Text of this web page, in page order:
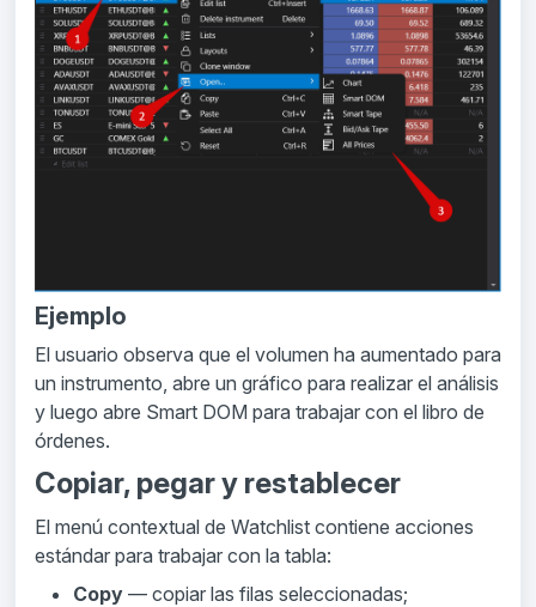
Ejemplo
El usuario observa que el volumen ha aumentado para
un instrumento, abre un gráfico para realizar el análisis
y luego abre Smart DOM para trabajar con el libro de
órdenes.
Copiar, pegar y restablecer
El menú contextual de Watchlist contiene acciones
estándar para trabajar con la tabla:
Copy — copiar las filas seleccionadas;